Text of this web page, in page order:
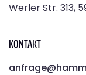
Werler Str. 313,
KONTAKT